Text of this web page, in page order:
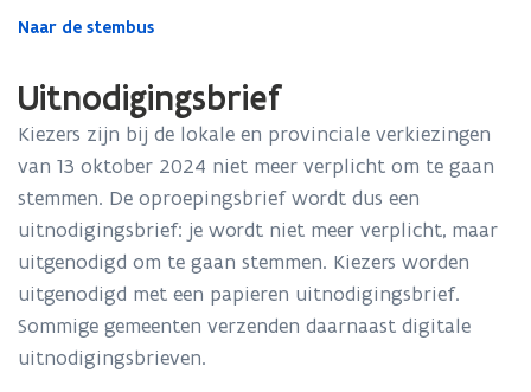
Gedaan
bevindt
op:
Uitnodigingsbrief
Naar de stembus
Uitnodigingsbrief
Kiezers zijn bij de lokale en provinciale verkiezingen
van 13 oktober 2024 niet meer verplicht om te gaan
stemmen. De oproepingsbrief wordt dus een
uitnodigingsbrief: je wordt niet meer verplicht, maar
uitgenodigd om te gaan stemmen. Kiezers worden
uitgenodigd met een papieren uitnodigingsbrief.
Sommige gemeenten verzenden daarnaast digitale
uitnodigingsbrieven.